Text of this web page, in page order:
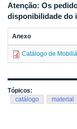
Atenção: Os
disponibilidade do
Anexo
Catálogo de
Tópicos:
catálogo
material